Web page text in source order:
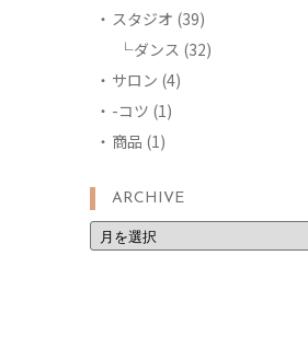
スタジオ (39)
ダンス (32)
サロン (4)
-コツ (1)
商品 (1)
ARCHIVE